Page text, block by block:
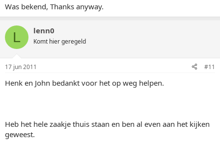
Was bekend, Thanks anyway.
L lenn0
Komt hier geregeld
17 jun 2011 #11
Henk en John bedankt voor het op weg helpen.
Heb het hele zaakje thuis staan en ben al even aan het kijken
geweest.